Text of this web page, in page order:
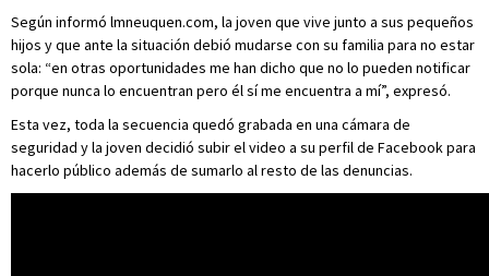
Según informó lmneuquen.com, la joven que vive junto a sus pequeños
hijos y que ante la situación debió mudarse con su familia para no estar
sola: “en otras oportunidades me han dicho que no lo pueden notificar
porque nunca lo encuentran pero él sí me encuentra a mí”, expresó.
Esta vez, toda la secuencia quedó grabada en una cámara de
seguridad y la joven decidió subir el video a su perfil de Facebook para
hacerlo público además de sumarlo al resto de las denuncias.